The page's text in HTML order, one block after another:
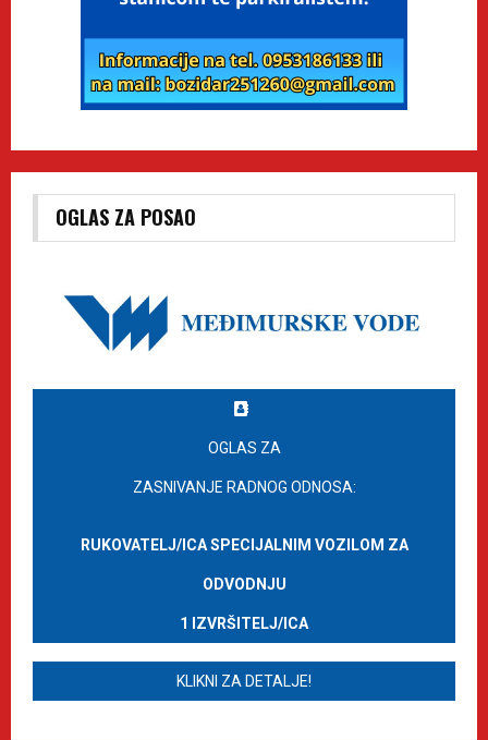
OGLAS ZA POSAO
OGLAS ZA
ZASNIVANJE RADNOG ODNOSA:
RUKOVATELJ/ICA SPECIJALNIM VOZILOM ZA
ODVODNJU
1 IZVRŠITELJ/ICA
KLIKNI ZA DETALJE!